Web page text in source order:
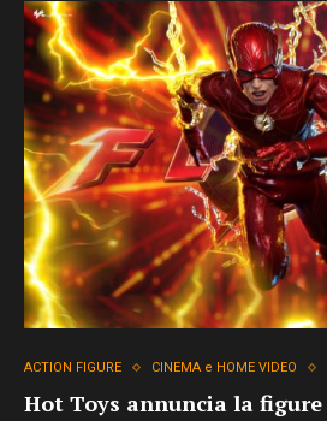
ACTION FIGURE CINEMA e HOME VIDEO
Hot Toys annuncia la